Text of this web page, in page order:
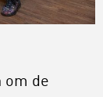
om de